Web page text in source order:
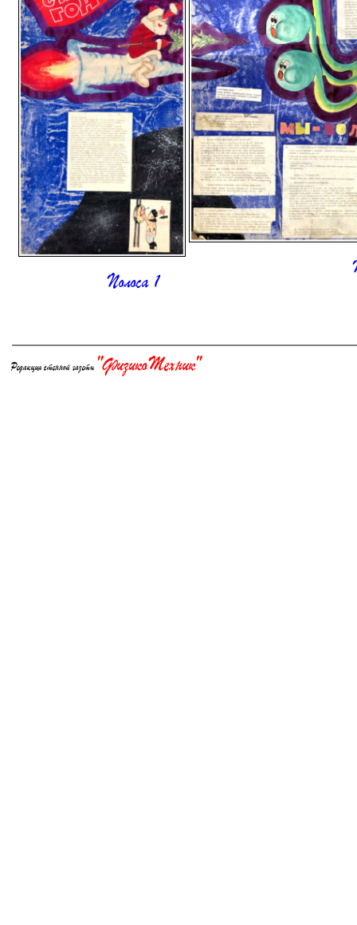
Полоса 1
Редакция стенной газеты "ФизикоТехник"